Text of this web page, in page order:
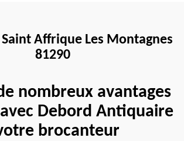
Affrique Les Montagnes
81290
nombreux avantages
Debord Antiquaire
brocanteur